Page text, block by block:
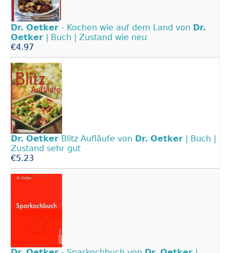
Dr. Oetker - Kochen wie auf dem Land von Dr.
Oetker | Buch | Zustand wie neu
€4.97
Dr. Oetker Blitz Aufläufe von Dr. Oetker | Buch |
Zustand sehr gut
€5.23